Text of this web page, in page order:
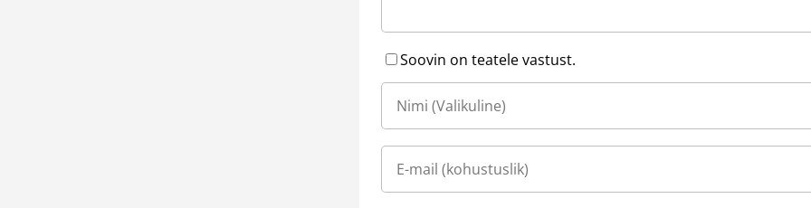
Soovin on teatele vastust.